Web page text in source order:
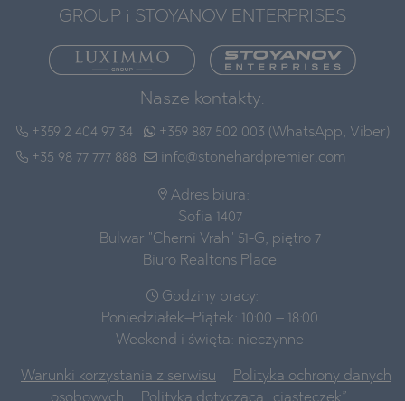
GROUP i STOYANOV ENTERPRISES
Nasze kontakty:
+359 2 404 97 34
+35 98 77 777 888
+359 887 502 003 (WhatsApp, Viber)
info@stonehardpremier.com
Adres biura:
Sofia 1407
Bulwar "Cherni Vrah" 51-G, piętro 7
Biuro Realtons Place
Godziny pracy:
Poniedziałek–Piątek: 10:00 – 18:00
Weekend i święta: nieczynne
Warunki korzystania z serwisu
Polityka ochrony danych